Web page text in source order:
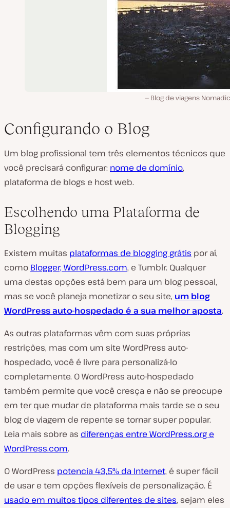
Blog de viagens
Configurando o Blog
Um blog profissional tem três elementos técnicos que
você precisará configurar: nome de domínio,
plataforma de blogs e host web.
Escolhendo uma Plataforma de
Blogging
Existem muitas plataformas de blogging grátis por aí,
como Blogger, WordPress.com, e Tumblr. Qualquer
uma destas opções está bem para um blog pessoal,
mas se você planeja monetizar o seu site, um blog
WordPress auto-hospedado é a sua melhor aposta.
As outras plataformas vêm com suas próprias
restrições, mas com um site WordPress auto-
hospedado, você é livre para personalizá-lo
completamente. O WordPress auto-hospedado
também permite que você cresça e não se preocupe
em ter que mudar de plataforma mais tarde se o seu
blog de viagem de repente se tornar super popular.
Leia mais sobre as diferenças entre WordPress.org e
WordPress.com.
O WordPress potencia 43,5% da Internet, é super fácil
de usar e tem opções flexíveis de personalização. É
usado em muitos tipos diferentes de sites, sejam eles